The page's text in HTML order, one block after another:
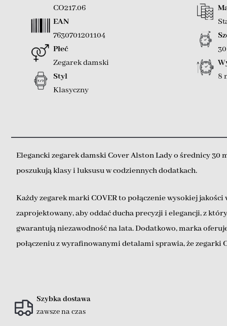
CO217.06
EAN
7630701201104
Płeć
Zegarek damski
Styl
Klasyczny
8
Elegancki zegarek damski Cover Alston Lady o średnicy
poszukują klasy i luksusu w codziennych dodatkach.
Każdy zegarek marki COVER to połączenie wysokiej
zaprojektowany, aby oddać ducha precyzji i elegancji, z
gwarantują niezawodność na lata. Dodatkowo, marka
połączeniu z wyrafinowanymi detalami sprawia, że zegarki
Szybka dostawa
zawsze na czas